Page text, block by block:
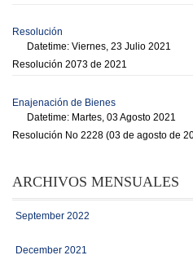
Resolución
Datetime: Viernes, 23 Julio 2021
Resolución 2073 de 2021
Enajenación de Bienes
Datetime: Martes, 03 Agosto 2021
Resolución No 2228 (03 de agosto de
ARCHIVOS MENSUALES
September 2022
December 2021